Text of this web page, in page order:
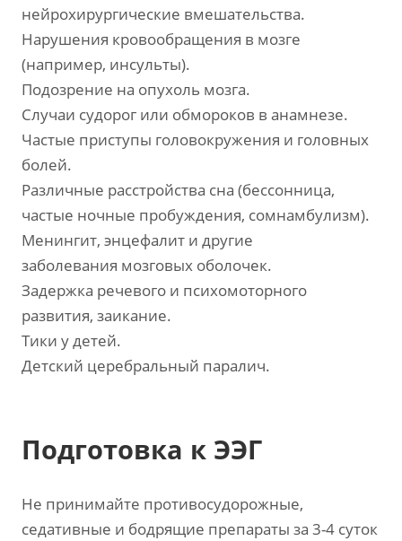
нейрохирургические вмешательства.
Нарушения кровообращения в мозге
(например, инсульты).
Подозрение на опухоль мозга.
Случаи судорог или обмороков в анамнезе.
Частые приступы головокружения и головных
болей.
Различные расстройства сна (бессонница,
частые ночные пробуждения, сомнамбулизм).
Менингит, энцефалит и другие
заболевания мозговых оболочек.
Задержка речевого и психомоторного
развития, заикание.
Тики у детей.
Детский церебральный паралич.
Подготовка к ЭЭГ
Не принимайте противосудорожные,
седативные и бодрящие препараты за 3-4 суток